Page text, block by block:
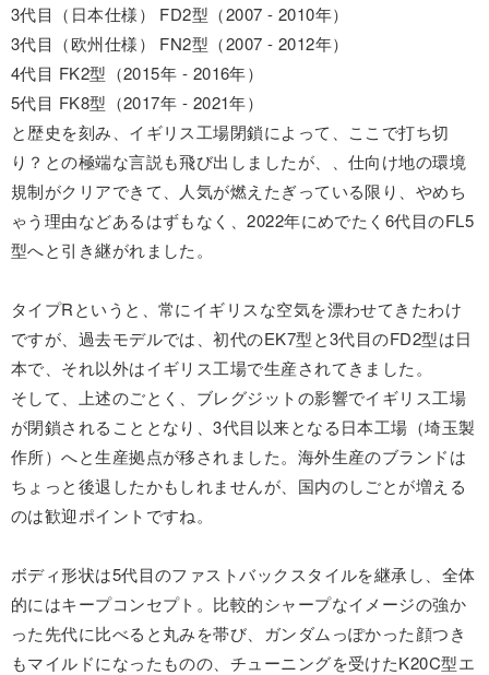
3代目（日本仕様） FD2型（2007 - 2010年）
3代目（欧州仕様） FN2型（2007 - 2012年）
4代目 FK2型（2015年 - 2016年）
5代目 FK8型（2017年 - 2021年）
と歴史を刻み、イギリス工場閉鎖によって、ここで打ち切
り？との極端な言説も飛び出しましたが、、仕向け地の環境
規制がクリアできて、人気が燃えたぎっている限り、やめち
ゃう理由などあるはずもなく、2022年にめでたく6代目のFL5
型へと引き継がれました。
タイプRというと、常にイギリスな空気を漂わせてきたわけ
ですが、過去モデルでは、初代のEK7型と3代目のFD2型は日
本で、それ以外はイギリス工場で生産されてきました。
そして、上述のごとく、ブレグジットの影響でイギリス工場
が閉鎖されることとなり、3代目以来となる日本工場（埼玉製
作所）へと生産拠点が移されました。海外生産のブランドは
ちょっと後退したかもしれませんが、国内のしごとが増える
のは歓迎ポイントですね。
ボディ形状は5代目のファストバックスタイルを継承し、全体
的にはキープコンセプト。比較的シャープなイメージの強か
った先代に比べると丸みを帯び、ガンダムっぽかった顔つき
もマイルドになったものの、チューニングを受けたK20C型エ